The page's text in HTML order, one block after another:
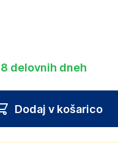
delovnih dneh
Dodaj v košarico